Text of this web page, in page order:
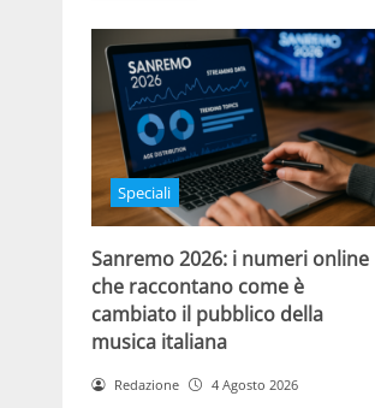
Speciali
Sanremo 2026: i numeri online
che raccontano come è
cambiato il pubblico della
musica italiana
Redazione 4 Agosto 2026